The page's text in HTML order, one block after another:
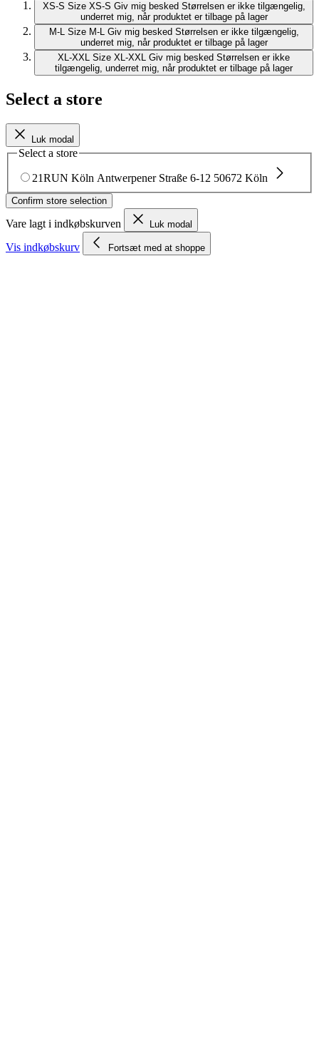
XS-S Size XS-S Giv mig besked Størrelsen er ikke tilgængelig,
underret mig, når produktet er tilbage på lager
M-L Size M-L Giv mig besked Størrelsen er ikke tilgængelig,
underret mig, når produktet er tilbage på lager
XL-XXL Size XL-XXL Giv mig besked Størrelsen er ikke
tilgængelig, underret mig, når produktet er tilbage på lager
Select a store
Luk modal
Select a store
21RUN Köln Antwerpener Straße 6-12 50672 Köln
Confirm store selection
Vare lagt i indkøbskurven Luk modal
Vis indkøbskurv Fortsæt med at shoppe